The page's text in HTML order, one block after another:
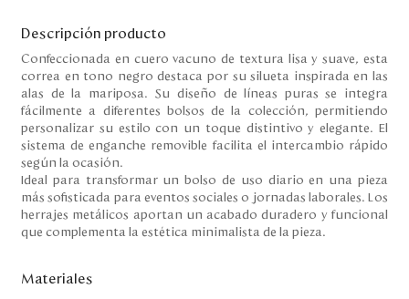
Colombia
Costa Rica
Panamá
USA
Venezuela
Descripción producto
Confeccionada en cuero vacuno de textura lisa y suave, esta
correa en tono negro destaca por su silueta inspirada en las
alas de la mariposa. Su diseño de líneas puras se integra
fácilmente a diferentes bolsos de la colección, permitiendo
personalizar su estilo con un toque distintivo y elegante. El
sistema de enganche removible facilita el intercambio rápido
según la ocasión.
Ideal para transformar un bolso de uso diario en una pieza
más sofisticada para eventos sociales o jornadas laborales. Los
herrajes metálicos aportan un acabado duradero y funcional
que complementa la estética minimalista de la pieza.
Materiales